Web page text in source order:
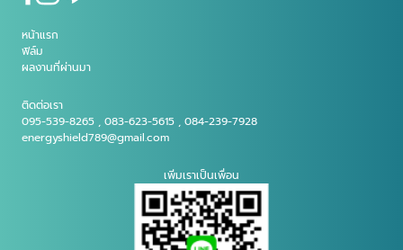
หน้าแรก
ฟิล์ม
ผลงานที่ผ่านมา
ติดต่อเรา
095-539-8265 , 083-623-5615 , 084-239-7928
energyshield789@gmail.com
เพิ่มเราเป็นเพื่อน